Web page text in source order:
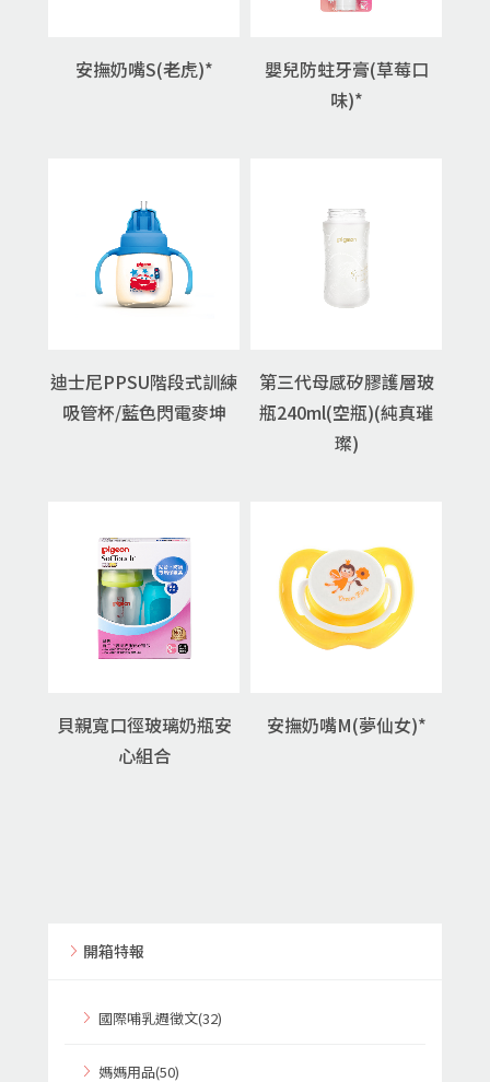
安撫奶嘴S(老虎)*
嬰兒防蛀牙膏(草莓口
味)*
迪士尼PPSU階段式訓練
吸管杯/藍色閃電麥坤
第三代母感矽膠護層玻
瓶240ml(空瓶)(純真璀
璨)
貝親寬口徑玻璃奶瓶安
心組合
安撫奶嘴M(夢仙女)*
開箱特報
國際哺乳週徵文(32)
媽媽用品(50)